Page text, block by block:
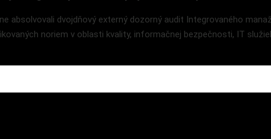
absolvovali dvojdňový externý dozorný audit Integrovaného
noriem v oblasti kvality, informačnej bezpečnosti, IT